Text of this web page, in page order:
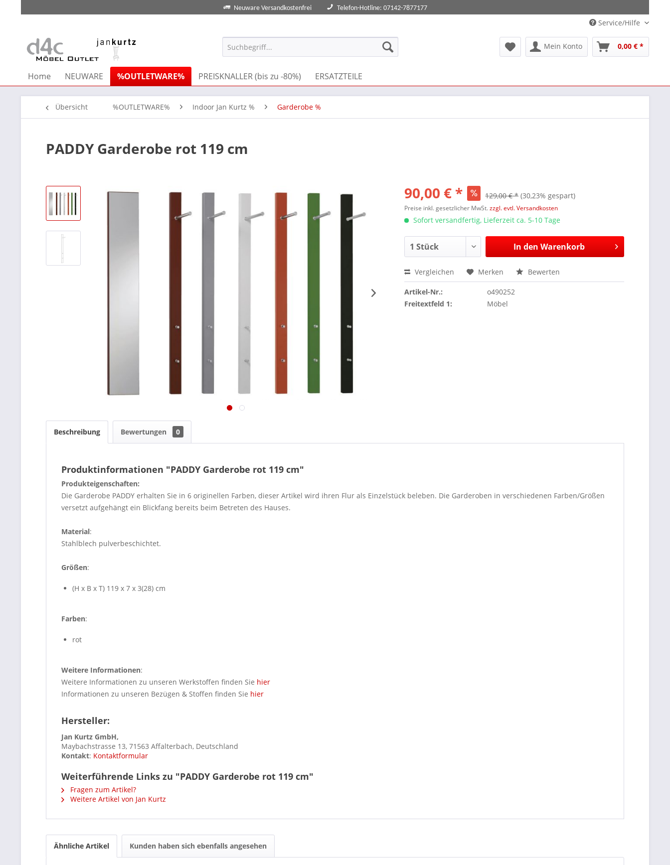
Neuware Versandkostenfrei Telefon-Hotline: 07142-7877177
Service/Hilfe
Mein Konto 0,00 € *
Home NEUWARE %OUTLETWARE% PREISKNALLER (bis zu -80%) ERSATZTEILE
Übersicht %OUTLETWARE% Indoor Jan Kurtz % Garderobe %
PADDY Garderobe rot 119 cm
90,00 € * 129,00 € * (30,23% gespart)
Preise inkl. gesetzlicher MwSt.zzgl. evtl. Versandkosten
Sofort versandfertig, Lieferzeit ca. 5-10 Tage
In den Warenkorb
Vergleichen Merken Bewerten
Artikel-Nr.:
o490252
Freitextfeld 1:
Möbel
Beschreibung Bewertungen 0
Produktinformationen "PADDY Garderobe rot 119 cm"
Produkteigenschaften:
Die Garderobe PADDY erhalten Sie in 6 originellen Farben, dieser Artikel wird ihren Flur als Einzelstück beleben. Die Garderoben in verschiedenen Farben/Größen
versetzt aufgehängt ein Blickfang bereits beim Betreten des Hauses.
Material:
Stahlblech pulverbeschichtet.
Größen:
(H x B x T) 119 x 7 x 3(28) cm
Farben:
rot
Weitere Informationen:
Weitere Informationen zu unseren Werkstoffen finden Sie hier
Informationen zu unseren Bezügen & Stoffen finden Sie hier
Hersteller:
Jan Kurtz GmbH,
Maybachstrasse 13, 71563 Affalterbach, Deutschland
Kontakt: Kontaktformular
Weiterführende Links zu "PADDY Garderobe rot 119 cm"
Fragen zum Artikel?
Weitere Artikel von Jan Kurtz
Ähnliche Artikel Kunden haben sich ebenfalls angesehen